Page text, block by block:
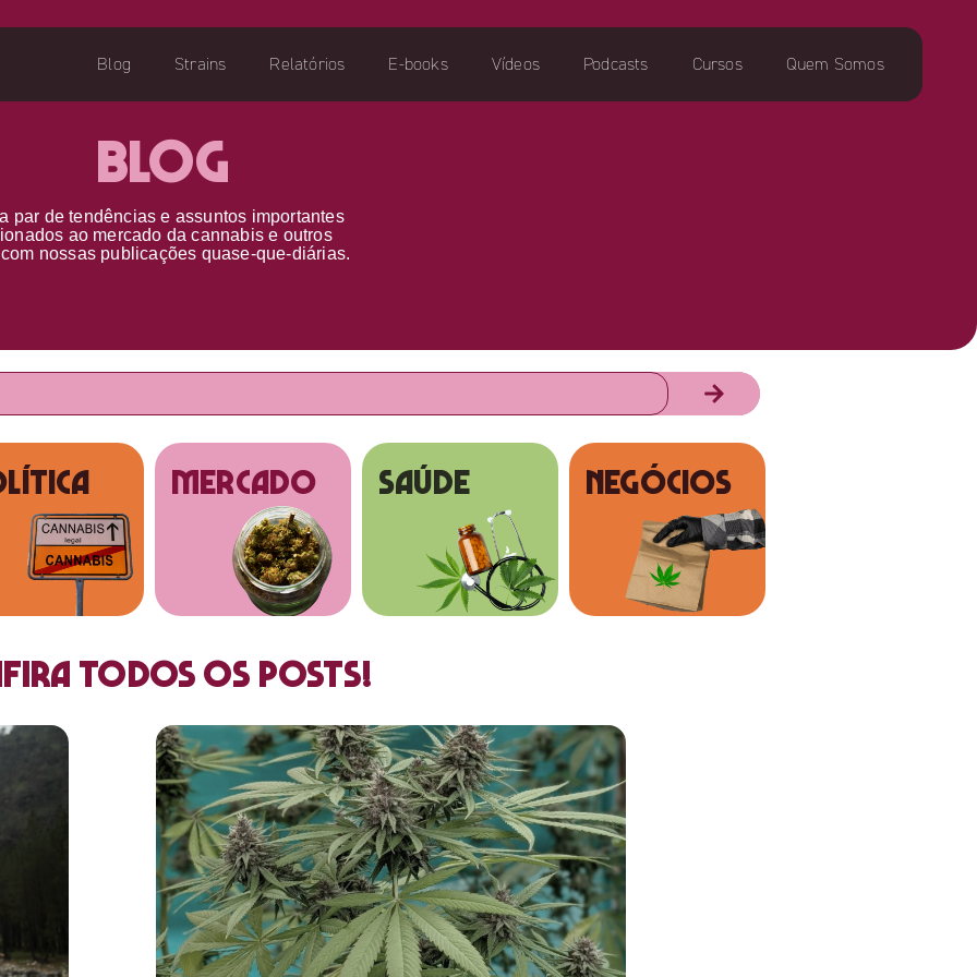
Blog Strains Relatórios E-books Vídeos Podcasts Cursos Quem Somos
Blog
par detendências e assuntos importantes
ao mercado da cannabis e outros
com nossas publicações quase-que-diárias.
MERCADO SAÚDE NEGÓCIOS
todos os posts!